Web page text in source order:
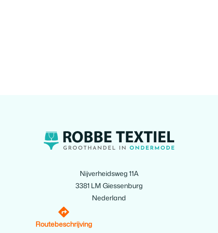
Nijverheidsweg 11A
3381 LM Giessenburg
Nederland
Routebeschrijving